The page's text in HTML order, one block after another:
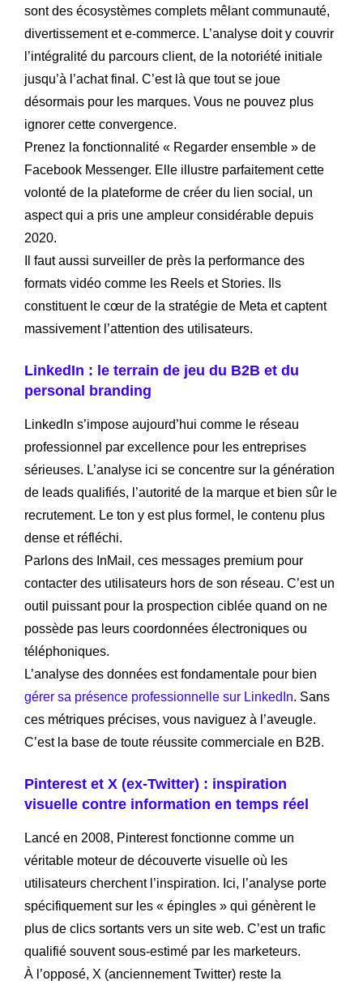
sont des écosystèmes complets mêlant communauté,
divertissement et e-commerce. L’analyse doit y couvrir
l’intégralité du parcours client, de la notoriété initiale
jusqu’à l’achat final. C’est là que tout se joue
désormais pour les marques. Vous ne pouvez plus
ignorer cette convergence.
Prenez la fonctionnalité « Regarder ensemble » de
Facebook Messenger. Elle illustre parfaitement cette
volonté de la plateforme de créer du lien social, un
aspect qui a pris une ampleur considérable depuis
2020.
Il faut aussi surveiller de près la performance des
formats vidéo comme les Reels et Stories. Ils
constituent le cœur de la stratégie de Meta et captent
massivement l’attention des utilisateurs.
LinkedIn : le terrain de jeu du B2B et du
personal branding
LinkedIn s’impose aujourd’hui comme le réseau
professionnel par excellence pour les entreprises
sérieuses. L’analyse ici se concentre sur la génération
de leads qualifiés, l’autorité de la marque et bien sûr le
recrutement. Le ton y est plus formel, le contenu plus
dense et réfléchi.
Parlons des InMail, ces messages premium pour
contacter des utilisateurs hors de son réseau. C’est un
outil puissant pour la prospection ciblée quand on ne
possède pas leurs coordonnées électroniques ou
téléphoniques.
L’analyse des données est fondamentale pour bien
gérer sa présence professionnelle sur LinkedIn. Sans
ces métriques précises, vous naviguez à l’aveugle.
C’est la base de toute réussite commerciale en B2B.
Pinterest et X (ex-Twitter) : inspiration
visuelle contre information en temps réel
Lancé en 2008, Pinterest fonctionne comme un
véritable moteur de découverte visuelle où les
utilisateurs cherchent l’inspiration. Ici, l’analyse porte
spécifiquement sur les « épingles » qui génèrent le
plus de clics sortants vers un site web. C’est un trafic
qualifié souvent sous-estimé par les marketeurs.
À l’opposé, X (anciennement Twitter) reste la